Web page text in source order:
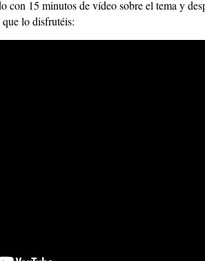
con 15 minutos de vídeo sobre el tema y
que lo disfrutéis: